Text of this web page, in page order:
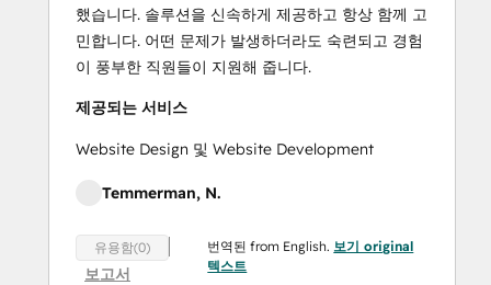
했습니다. 솔루션을 신속하게 제공하고 항상 함께 고
민합니다. 어떤 문제가 발생하더라도 숙련되고 경험
이 풍부한 직원들이 지원해 줍니다.
제공되는 서비스
Website Design 및 Website Development
Temmerman, N.
유용함(0)
보고서
번역된 from English.보기 original
텍스트